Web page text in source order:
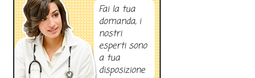
Fai la tua
domanda, i
nostri
esperti sono
a tua
disposizione